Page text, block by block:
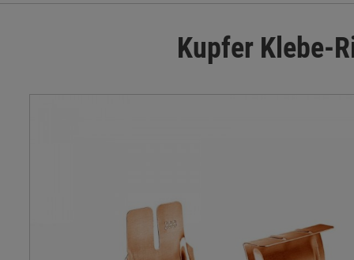
Kupfer Klebe-